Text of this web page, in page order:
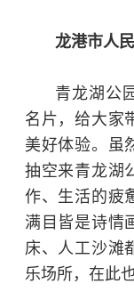
龙港市人
青龙湖公
名片，给大家
美好体验。虽
抽空来青龙湖
作、生活的疲
满目皆是诗情
床、人工沙滩
乐场所，在此